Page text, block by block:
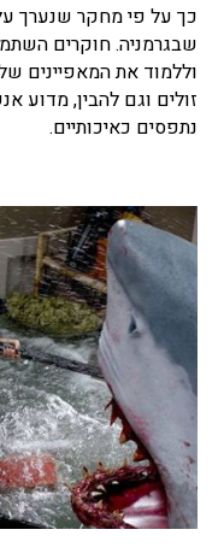
כך על פי מחקר שנערך
שבגרמניה. חוקרים
וללמוד את המאפיינים
זולים וגם להבין, מדוע
נתפסים כאיכותיים.